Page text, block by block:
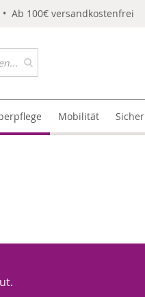
Ab 100€ versandkostenfrei
Mobilität